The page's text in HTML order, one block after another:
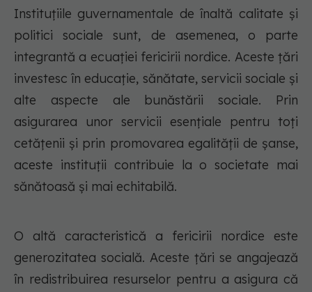
Instituțiile guvernamentale de înaltă calitate și
politici sociale sunt, de asemenea, o parte
integrantă a ecuației fericirii nordice. Aceste țări
investesc în educație, sănătate, servicii sociale și
alte aspecte ale bunăstării sociale. Prin
asigurarea unor servicii esențiale pentru toți
cetățenii și prin promovarea egalității de șanse,
aceste instituții contribuie la o societate mai
sănătoasă și mai echitabilă.
O altă caracteristică a fericirii nordice este
generozitatea socială. Aceste țări se angajează
în redistribuirea resurselor pentru a asigura că